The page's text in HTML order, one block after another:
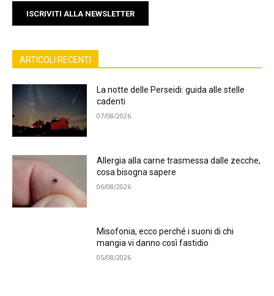
ISCRIVITI ALLA NEWSLETTER
ARTICOLI RECENTI
La notte delle Perseidi: guida alle stelle
cadenti
07/08/2026
Allergia alla carne trasmessa dalle zecche,
cosa bisogna sapere
06/08/2026
Misofonia, ecco perché i suoni di chi
mangia vi danno così fastidio
05/08/2026